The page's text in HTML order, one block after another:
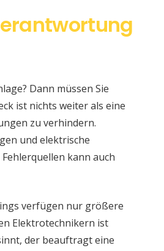
Dann müssen Sie
ist nichts weiter als eine
zu verhindern.
und elektrische
kann auch
verfügen nur größere
Elektrotechnikern ist
der beauftragt eine